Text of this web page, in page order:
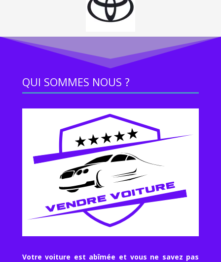
QUI SOMMES NOUS ?
Votre voiture est abîmée et vous ne savez pas